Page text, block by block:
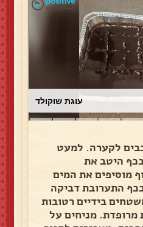
עוגת שוקולד
לקערה. למעט
היטב את
מוסיפים את המים
התערובת דביקה
בידיים רטובות
מניחים על